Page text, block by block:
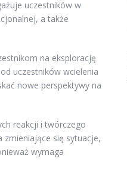
uczestników w
a także
na eksplorację
uczestników wcielenia
nowe perspektywy na
reakcji i twórczego
zmieniające się sytuacje,
wymaga